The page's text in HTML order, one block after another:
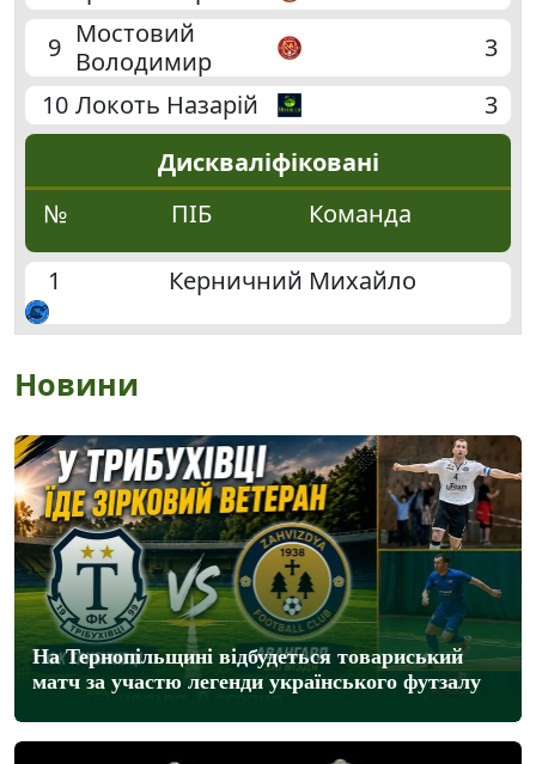
9 Мостовий
Володимир
3
10 Локоть Назарій
3
Дискваліфіковані
№
ПІБ Команда
1 Керничний Михайло
Новини
На Тернопільщині відбудеться товариський
матч за участю легенди українського футзалу